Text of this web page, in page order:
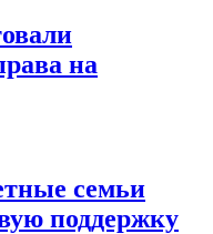
на
семьи
поддержку